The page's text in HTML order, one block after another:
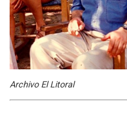
Archivo El Litoral